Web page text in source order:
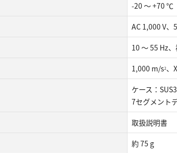
-20 ～ +70 ℃
AC 1,000 V
10 ～ 55 Hz
1,000 m/s2、
ケース：
7セグメント
取扱説明書
約 75 g